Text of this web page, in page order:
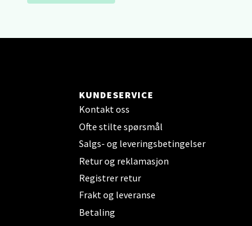
KUNDESERVICE
Kontakt oss
Ofte stilte spørsmål
Salgs- og leveringsbetingelser
Retur og reklamasjon
Registrer retur
Frakt og leveranse
Betaling